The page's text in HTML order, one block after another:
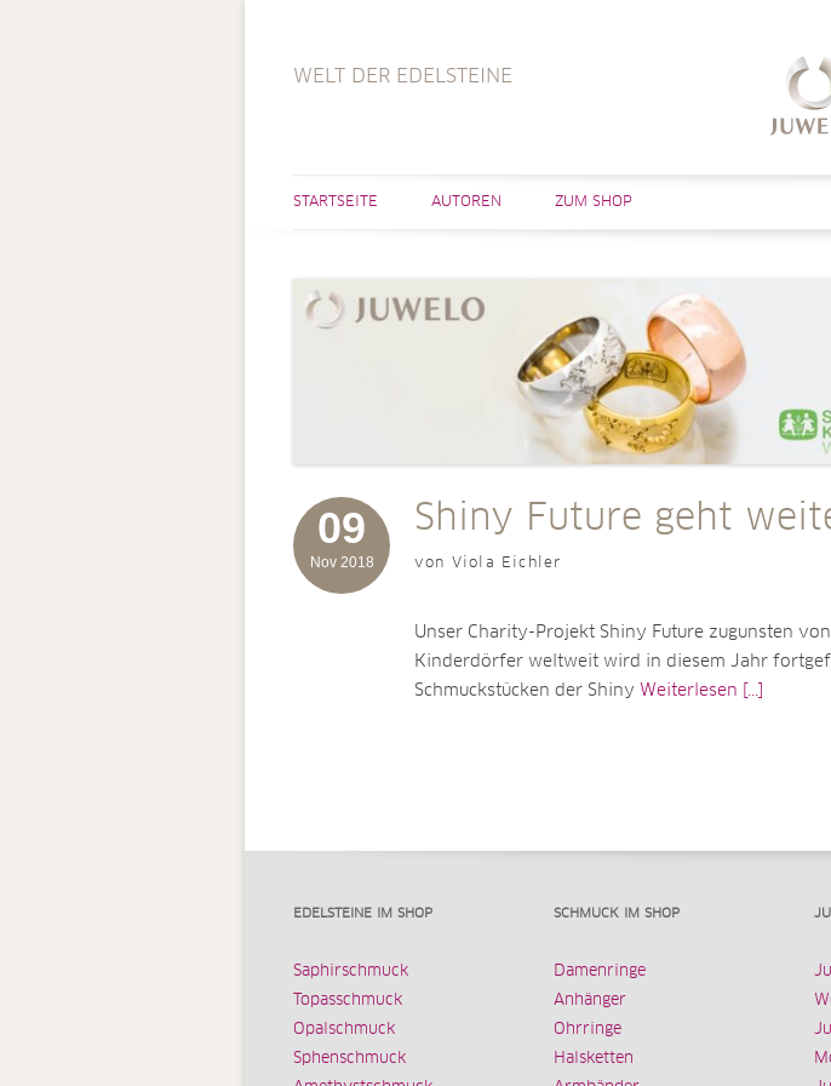
WELT DER EDELSTEINE
STARTSEITE AUTOREN ZUM SHOP
09
Nov 2018
Shiny Future geht
von Viola Eichler
Unser Charity-Projekt Shiny Future zugunsten von
Kinderdörfer weltweit wird in diesem Jahr
Schmuckstücken der Shiny Weiterlesen [...]
EDELSTEINE IM SHOP
Saphirschmuck
Topasschmuck
Opalschmuck
Sphenschmuck
SCHMUCK IM SHOP
Damenringe
Anhänger
Ohrringe
Halsketten